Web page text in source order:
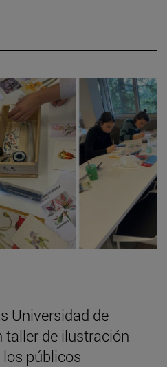
Universidad de
taller de ilustración
públicos